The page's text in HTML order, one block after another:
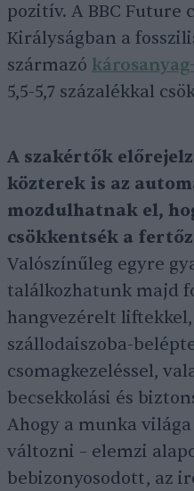
pozitív. A BBC Future
Királyságban a
származó
5,5-5,7 százalékkal
A szakértők
közterek is az
mozdulhatnak el,
csökkentsék a
Valószínűleg egyre
találkozhatunk majd
hangvezérelt
szállodaiszoba-
csomagkezeléssel,
becsekkolási és
Ahogy a munka
változni – elemzi
bebizonyosodott, az